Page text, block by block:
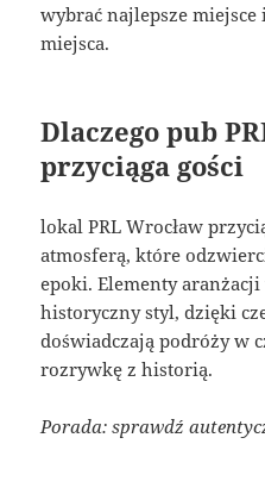
wybrać najlepsze
miejsca.
Dlaczego pub
przyciąga gości
lokal PRL Wrocław
atmosferą, które
epoki. Elementy
historyczny styl, dzięki
doświadczają podróży w
rozrywkę z historią.
Porada: sprawdź